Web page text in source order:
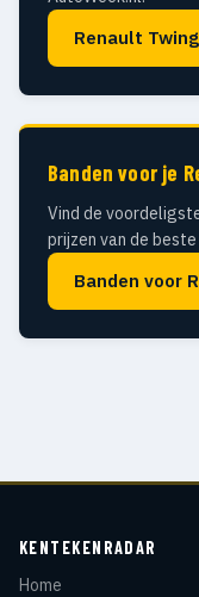
Renault
Banden voor je
Vind de
prijzen van de
Banden voor
KENTEKENRADAR
Home